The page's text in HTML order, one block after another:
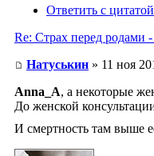
Ответить с цитатой
Re: Страх перед родами -
Натуськин » 11 ноя
Anna_A, а некоторые
До женской
И смертность там выше